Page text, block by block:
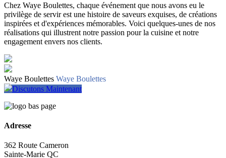
Chez Waye Boulettes, chaque événement que nous avons eu le
privilège de servir est une histoire de saveurs exquises, de créations
inspirées et d'expériences mémorables. Voici quelques-unes de nos
réalisations qui illustrent notre passion pour la cuisine et notre
engagement envers nos clients.
Waye Boulettes Waye Boulettes
Discutons Maintenant
Adresse
362 Route Cameron
Sainte-Marie QC